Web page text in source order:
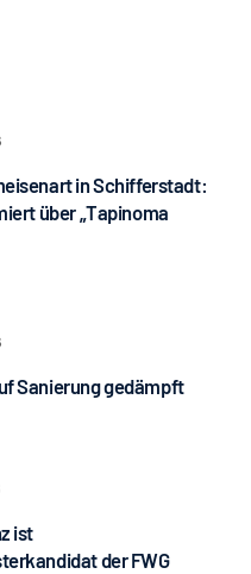
in Schifferstadt:
über „Tapinoma
Sanierung gedämpft
ist
der FWG